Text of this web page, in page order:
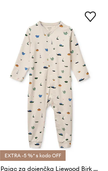
EXTRA -5 %* s kodo OFF
Pajac za dojenčka Liewood Birk Printed Pyjamas Jumpsuit